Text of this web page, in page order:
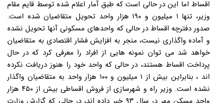
اقساط اما این در حالی است که طبق آمار اعلام شده توسط قایم مقام
وزیر، تنها ۱ میلیون و ۱۹۰ هزار واحد تحویل متقاضیان شده است.
صدور دفترچه اقساط در حالی که واحدهای مسکونی آنها تحویل نشده
و آماده واگذاری نیست، منجر به افزایش فشار اقتصادی به متقاضیان
خواهد شد می توان نمونه هایی از افراد را معرفی کرد که در حال
پرداخت اقساط هستند، در حالی که واحد خود را هنوز دریافت نکرده
اند ، بنابراین بیش از ۱ میلیون و ۱۰۰ هزار واحد به متقاضیان واگذار
نشده است. وزیر راه و شهرسازی از فروش اقساطی بیش از ۴۵۰ هزار